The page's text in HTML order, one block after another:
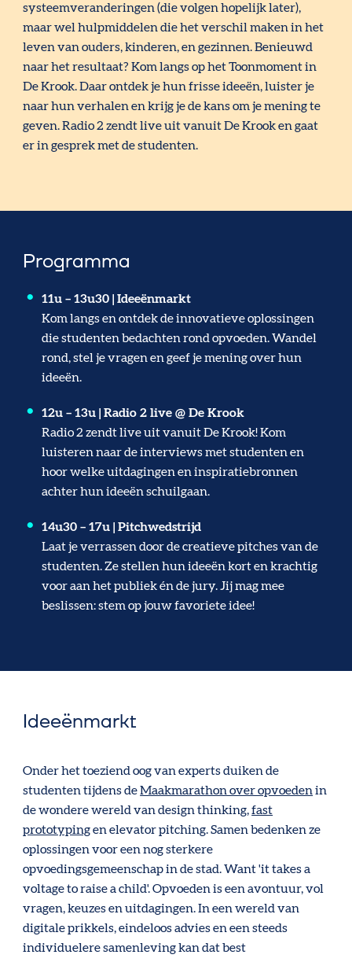
systeemveranderingen (die volgen hopelijk later),
maar wel hulpmiddelen die het verschil maken in het
leven van ouders, kinderen, en gezinnen. Benieuwd
naar het resultaat? Kom langs op het Toonmoment in
De Krook. Daar ontdek je hun frisse ideeën, luister je
naar hun verhalen en krijg je de kans om je mening te
geven. Radio 2 zendt live uit vanuit De Krook en gaat
er in gesprek met de studenten.
Programma
11u – 13u30 | Ideeënmarkt
Kom langs en ontdek de innovatieve oplossingen
die studenten bedachten rond opvoeden. Wandel
rond, stel je vragen en geef je mening over hun
ideeën.
12u – 13u | Radio 2 live @ De Krook
Radio 2 zendt live uit vanuit De Krook! Kom
luisteren naar de interviews met studenten en
hoor welke uitdagingen en inspiratiebronnen
achter hun ideeën schuilgaan.
14u30 – 17u | Pitchwedstrijd
Laat je verrassen door de creatieve pitches van de
studenten. Ze stellen hun ideeën kort en krachtig
voor aan het publiek én de jury. Jij mag mee
beslissen: stem op jouw favoriete idee!
Ideeënmarkt
Onder het toeziend oog van experts duiken de
studenten tijdens deMaakmarathon over opvoeden in
de wondere wereld van design thinking,fast
prototypingen elevator pitching. Samen bedenken ze
oplossingen voor een nog sterkere
opvoedingsgemeenschap in de stad. Want 'it takes a
voltage to raise a child'. Opvoeden is een avontuur, vol
vragen, keuzes en uitdagingen. In een wereld van
digitale prikkels, eindeloos advies en een steeds
individuelere samenleving kan dat best